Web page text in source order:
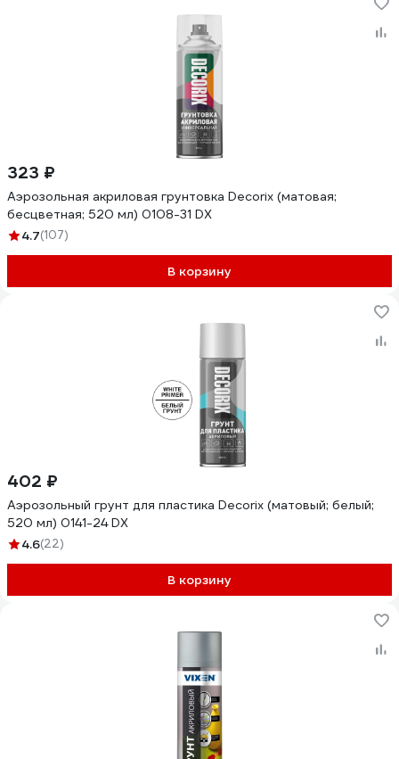
323 ₽
Аэрозольная акриловая грунтовка Decorix (матовая;
бесцветная; 520 мл) 0108-31 DX
4.7(107)
В корзину
402 ₽
Аэрозольный грунт для пластика Decorix (матовый; белый;
520 мл) 0141-24 DX
4.6(22)
В корзину